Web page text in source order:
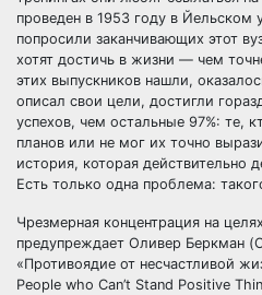
проведен в 1953 году в Йельском
попросили заканчивающих этот
хотят достичь в жизни — чем
этих выпускников нашли,
описал свои цели, достигли
успехов, чем остальные 97%: те,
планов или не мог их точно
история, которая действительно
Есть только одна проблема:
Чрезмерная концентрация на
предупреждает Оливер Беркман
«Противоядие от несчастливой
People who Can’t Stand Positive